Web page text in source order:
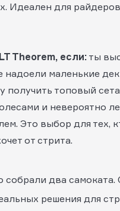
Идеален для
Theorem, если:ты
надоели маленькие
получить топовый
и невероятно
Это выбор для тех,
от стрита.
собрали два самоката.
решения для